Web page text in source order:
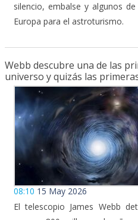
silencio, embalse y algunos
Europa para el astroturismo.
Webb descubre una de las
universo y quizás las
08:10 15 May 2026
El telescopio James Webb